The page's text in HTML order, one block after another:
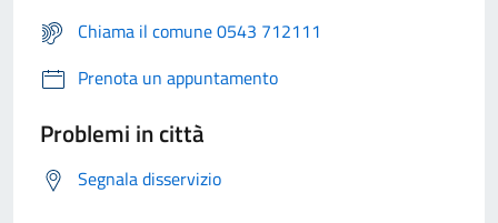
Chiama il comune 0543 712111
Prenota un appuntamento
Problemi in città
Segnala disservizio